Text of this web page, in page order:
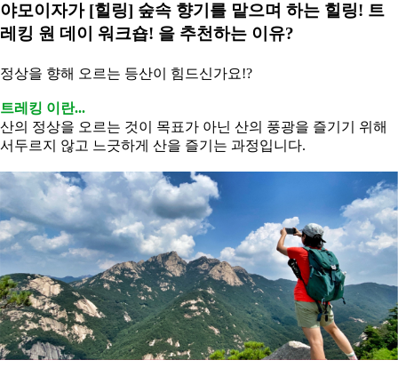
야모이자가 [힐링] 숲속 향기를 맡으며 하는 힐링! 트
레킹 원 데이 워크숍! 을 추천하는 이유?
정상을 향해 오르는 등산이 힘드신가요!?
트레킹 이란...
산의 정상을 오르는 것이 목표가 아닌 산의 풍광을 즐기기 위해
서두르지 않고 느긋하게 산을 즐기는 과정입니다.